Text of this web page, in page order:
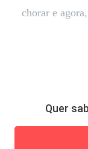
chorar e
Quer